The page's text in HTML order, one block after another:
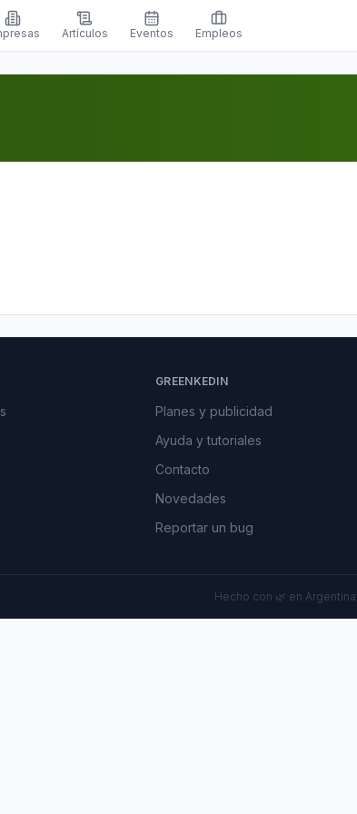
Artículos Eventos Empleos
GREENKEDIN
Planes y publicidad
Ayuda y tutoriales
Contacto
Novedades
Reportar un bug
Hecho con 🌿 en